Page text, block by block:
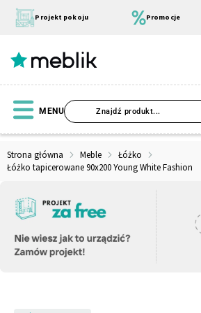
treści
Projekt pokoju Promocje
MENU
Strona główna Meble
Łóżko
Łóżko tapicerowane 90x200 Young White Fashion
Wszystkie Kolekcje
Szafa
Materace